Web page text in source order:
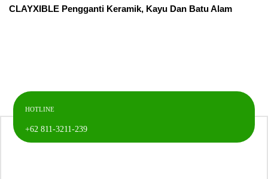
CLAYXIBLE Pengganti Keramik, Kayu Dan Batu Alam
HOTLINE
+62 811-3211-239